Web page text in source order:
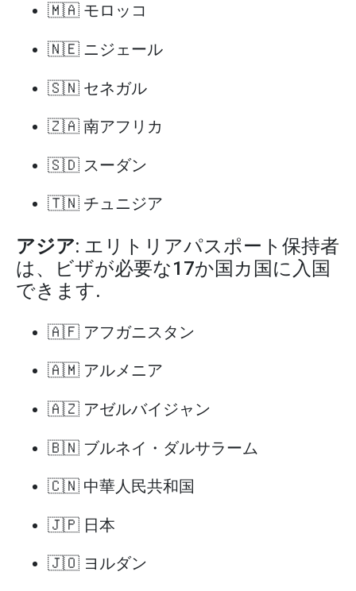
🇲🇦 モロッコ
🇳🇪 ニジェール
🇸🇳 セネガル
🇿🇦 南アフリカ
🇸🇩 スーダン
🇹🇳 チュニジア
アジア: エリトリアパスポート保持者
は、ビザが必要な17か国カ国に入国
できます.
🇦🇫 アフガニスタン
🇦🇲 アルメニア
🇦🇿 アゼルバイジャン
🇧🇳 ブルネイ・ダルサラーム
🇨🇳 中華人民共和国
🇯🇵 日本
🇯🇴 ヨルダン